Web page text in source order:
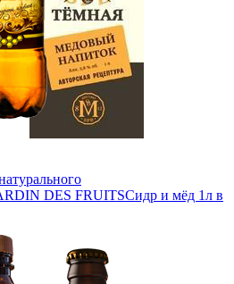
DES FRUITSСидр и мёд 1л в